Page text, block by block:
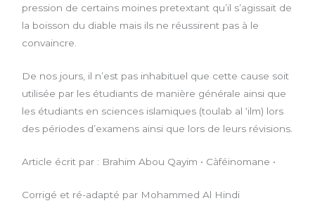
pression de certains moines pretextant qu’il s’agissait de
la boisson du diable mais ils ne réussirent pas à le
convaincre.
De nos jours, il n’est pas inhabituel que cette cause soit
utilisée par les étudiants de manière générale ainsi que
les étudiants en sciences islamiques (toulab al ‘ilm) lors
des périodes d’examens ainsi que lors de leurs révisions.
Article écrit par : Brahim Abou Qayim • Càféinomane •
Corrigé et ré-adapté par Mohammed Al Hindi